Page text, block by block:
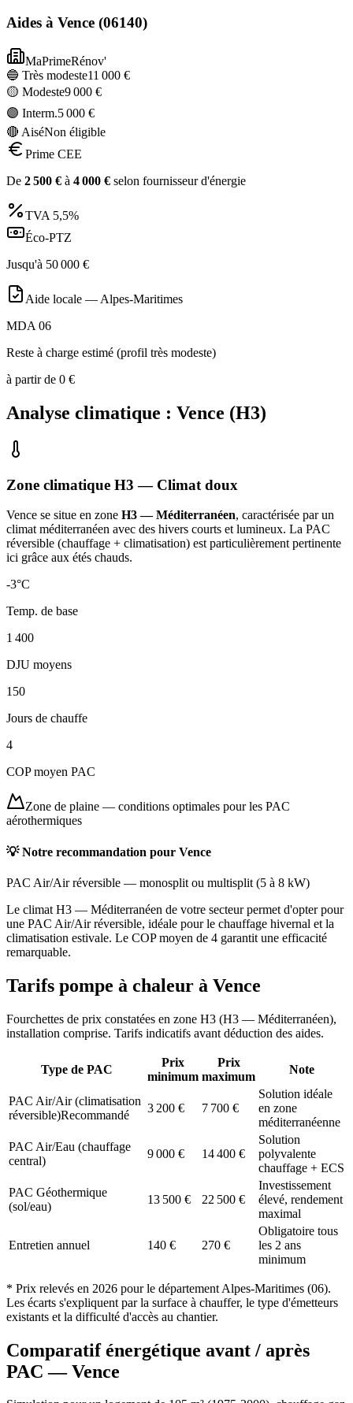
Aides à Vence (06140)
MaPrimeRénov'
🔵 Très modeste11 000 €
🟡 Modeste9 000 €
🟣 Interm.5 000 €
🔴 AiséNon éligible
Prime CEE
De 2 500 € à 4 000 € selon fournisseur d'énergie
TVA 5,5%
Éco-PTZ
Jusqu'à 50 000 €
Aide locale — Alpes-Maritimes
MDA 06
Reste à charge estimé (profil très modeste)
à partir de 0 €
Analyse climatique : Vence (H3)
Zone climatique H3 — Climat doux
Vence se situe en zone H3 — Méditerranéen, caractérisée par un
climat méditerranéen avec des hivers courts et lumineux. La PAC
réversible (chauffage + climatisation) est particulièrement pertinente
ici grâce aux étés chauds.
-3°C
Temp. de base
1 400
DJU moyens
150
Jours de chauffe
4
COP moyen PAC
Zone de plaine — conditions optimales pour les PAC
aérothermiques
💡 Notre recommandation pour Vence
PAC Air/Air réversible — monosplit ou multisplit (5 à 8 kW)
Le climat H3 — Méditerranéen de votre secteur permet d'opter pour
une PAC Air/Air réversible, idéale pour le chauffage hivernal et la
climatisation estivale. Le COP moyen de 4 garantit une efficacité
remarquable.
Tarifs pompe à chaleur à Vence
Fourchettes de prix constatées en zone H3 (H3 — Méditerranéen),
installation comprise. Tarifs indicatifs avant déduction des aides.
Type de PAC
Prix
minimum
Prix
maximum
Note
PAC Air/Air (climatisation
réversible)Recommandé
3 200 € 7 700 €
Solution idéale
en zone
méditerranéenne
PAC Air/Eau (chauffage
central)
9 000 € 14 400 €
Solution
polyvalente
chauffage + ECS
PAC Géothermique
(sol/eau)
13 500 € 22 500 €
Investissement
élevé, rendement
maximal
Entretien annuel 140 € 270 €
Obligatoire tous
les 2 ans
minimum
* Prix relevés en 2026 pour le département Alpes-Maritimes (06).
Les écarts s'expliquent par la surface à chauffer, le type d'émetteurs
existants et la difficulté d'accès au chantier.
Comparatif énergétique avant / après
PAC —Vence